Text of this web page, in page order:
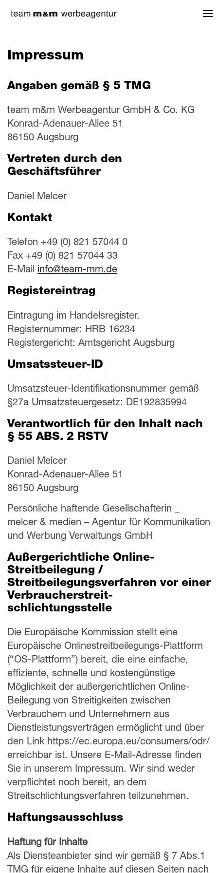
Impressum
Angaben gemäß § 5 TMG
team m&m Werbeagentur GmbH & Co. KG
Konrad-Adenauer-Allee 51
86150 Augsburg
Vertreten durch den
Geschäftsführer
Daniel Melcer
Kontakt
Telefon +49 (0) 821 57044 0
Fax +49 (0) 821 57044 33
E-Mail info@team-mm.de
Registereintrag
Eintragung im Handelsregister.
Registernummer: HRB 16234
Registergericht: Amtsgericht Augsburg
Umsatssteuer-ID
Umsatzsteuer-Identifikationsnummer gemäß
§27a Umsatzsteuergesetz: DE192835994
Verantwortlich für den Inhalt nach
§ 55 ABS. 2 RSTV
Daniel Melcer
Konrad-Adenauer-Allee 51
86150 Augsburg
Persönliche haftende Gesellschafterin _
melcer & medien – Agentur für Kommunikation
und Werbung Verwaltungs GmbH
Außergerichtliche Online-
Streitbeilegung /
Streitbeilegungsverfahren vor einer
Verbraucherstreit­
schlichtungsstelle
Die Europäische Kommission stellt eine
Europäische Onlinestreitbeilegungs-Plattform
(“OS-Plattform”) bereit, die eine einfache,
effiziente, schnelle und kostengünstige
Möglichkeit der außergerichtlichen Online-
Beilegung von Streitigkeiten zwischen
Verbrau­chern und Unternehmern aus
Dienstleistungsverträgen ermöglicht und über
den Link https://ec.europa.eu/consumers/odr/
erreichbar ist. Unsere E-Mail-Adresse finden
Sie in unserem Impressum. Wir sind weder
verpflichtet noch bereit, an dem
Streitschlichtungsverfahren teilzunehmen.
Haftungsausschluss
Haftung für Inhalte
Als Diensteanbieter sind wir gemäß § 7 Abs.1
TMG für eigene Inhalte auf diesen Seiten nach